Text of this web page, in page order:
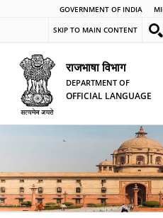
GOVERNMENT OF INDIA
SKIP TO MAIN CONTENT
राजभाषा विभाग
DEPARTMENT OF
OFFICIAL LANGUAGE